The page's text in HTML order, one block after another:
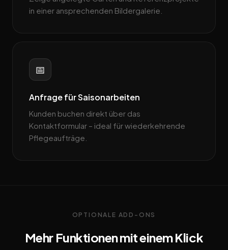
in einer ansprechenden Bildergalerie.
📅
Anfrage für Saisonarbeiten
Kunden buchen direkt über das
Kontaktformular – ideal für wiederkehrende
Pflege­aufträge.
OPTIONALE ADD-ONS
Mehr Funktionen mit einem Klick